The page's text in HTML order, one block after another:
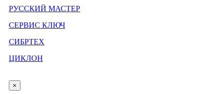
РУССКИЙ МАСТЕР
СЕРВИС КЛЮЧ
СИБРТЕХ
ЦИКЛОН
×